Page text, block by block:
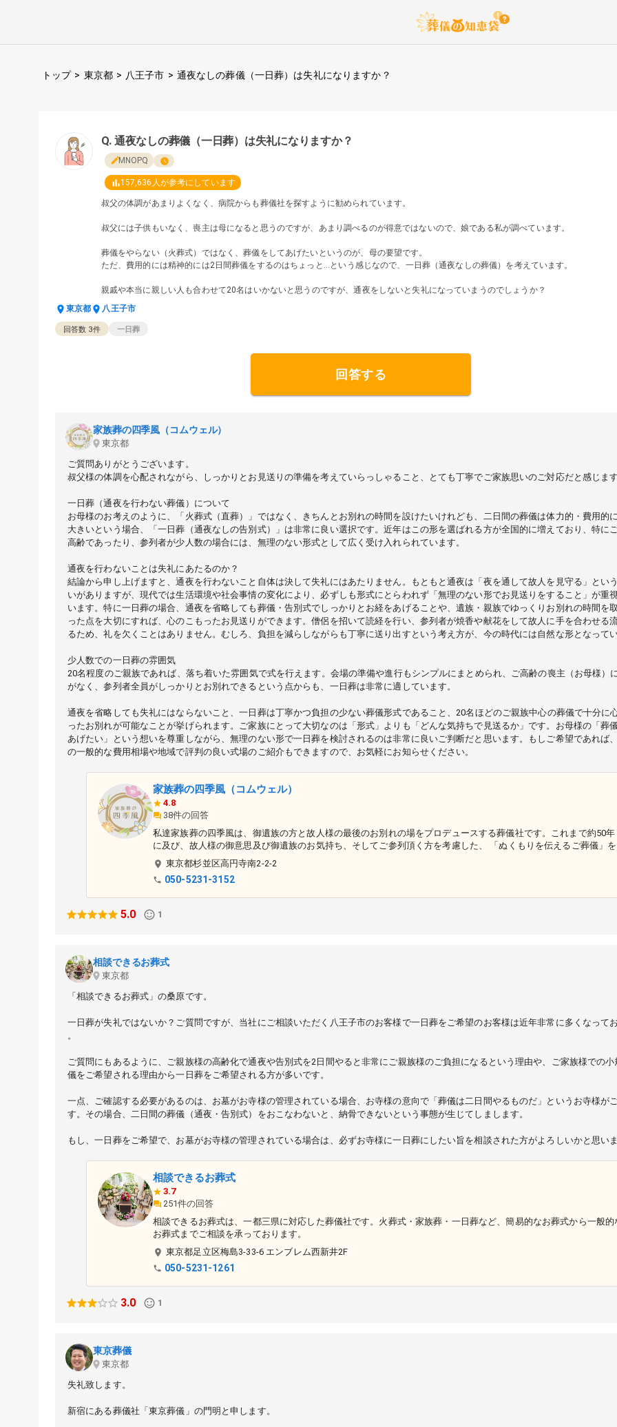
トップ > 東京都 > 八王子市 > 通夜なしの葬儀（一日葬）は失礼になりますか？
通夜なしの葬儀（一日葬）は失礼になりますか？
MNOPQ
157,636 人が参考にしています
叔父の体調があまりよくなく、病院からも葬儀社を探すように勧められています。
叔父には子供もいなく、喪主は母になると思うのですが、あまり調べるのが得意ではないので、娘である私が調べています。
葬儀をやらない（火葬式）ではなく、葬儀をしてあげたいというのが、母の要望です。
ただ、費用的には精神的には2日間葬儀をするのはちょっと...という感じなので、一日葬（通夜なしの葬儀）を考えています。
親戚や本当に親しい人も合わせて20名はいかないと思うのですが、通夜をしないと失礼になっていまうのでしょうか？
東京都
八王子市
回答数 3件 一日葬
回答する
家族葬の四季風（コムウェル）
東京都
ご質問ありがとうございます。
叔父様の体調を心配されながら、しっかりとお見送りの準備を考えていらっしゃること、とても丁寧でご家族思いのご対応だと感じま
一日葬（通夜を行わない葬儀）について
お母様のお考えのように、「火葬式（直葬）」ではなく、きちんとお別れの時間を設けたいけれども、二日間の葬儀は体力的・費用的
大きいという場合、「一日葬（通夜なしの告別式）」は非常に良い選択です。近年はこの形を選ばれる方が全国的に増えており、特に
高齢であったり、参列者が少人数の場合には、無理のない形式として広く受け入れられています。
通夜を行わないことは失礼にあたるのか？
結論から申し上げますと、通夜を行わないこと自体は決して失礼にはあたりません。もともと通夜は「夜を通して故人を見守る」とい
いがありますが、現代では生活環境や社会事情の変化により、必ずしも形式にとらわれず「無理のない形でお見送りをすること」が重
います。特に一日葬の場合、通夜を省略しても葬儀・告別式でしっかりとお経をあげることや、遺族・親族でゆっくりお別れの時間を
った点を大切にすれば、心のこもったお見送りができます。僧侶を招いて読経を行い、参列者が焼香や献花をして故人に手を合わせる
るため、礼を欠くことはありません。むしろ、負担を減らしながらも丁寧に送り出すという考え方が、今の時代には自然な形となって
少人数での一日葬の雰囲気
20名程度のご親族であれば、落ち着いた雰囲気で式を行えます。会場の準備や進行もシンプルにまとめられ、ご高齢の喪主（お母様）
がなく、参列者全員がしっかりとお別れできるという点からも、一日葬は非常に適しています。
通夜を省略しても失礼にはならないこと、一日葬は丁寧かつ負担の少ない葬儀形式であること、20名ほどのご親族中心の葬儀で十分に
ったお別れが可能なことが挙げられます。ご家族にとって大切なのは「形式」よりも「どんな気持ちで見送るか」です。お母様の「葬
あげたい」という想いを尊重しながら、無理のない形で一日葬を検討されるのは非常に良いご判断だと思います。もしご希望であれば
の一般的な費用相場や地域で評判の良い式場のご紹介もできますので、お気軽にお知らせください。
家族葬の四季風（コムウェル）
4.8
38件の回答
私達家族葬の四季風は、御遺族の方と故人様の最後のお別れの場をプロデュースする葬儀社です。これまで約50年
に及び、故人様の御意思及び御遺族のお気持ち、そしてご参列頂く方を考慮した、 「ぬくもりを伝えるご葬儀」を
お届けし数多くのお客様から「信頼と感謝」の評価を頂いてまいりました。 人の人生が一つとして同じではないよ
うに、ご葬儀もどれ一つとして同じものはございません。 これまで培われたあらゆる葬儀に対応可能な専門知識と
豊富な経験を併せ持つスタッフが「たった一つだけの葬儀」をコーディネートします。 無論、ご葬儀だけでなく、
事前のご相談からアフターフォローまでをお手伝いさせて頂き、御遺族の哀しみやご不安をほんの少しでもやわら
東京都杉並区高円寺南2-2-2
050-5231-3152
5.0 1
相談できるお葬式
東京都
「相談できるお葬式」の桑原です。
一日葬が失礼ではないか？ご質問ですが、当社にご相談いただく八王子市のお客様で一日葬をご希望のお客様は近年非常に多くなって
。
ご質問にもあるように、ご親族様の高齢化で通夜や告別式を2日間やると非常にご親族様のご負担になるという理由や、ご家族様での小
儀をご希望される理由から一日葬をご希望される方が多いです。
一点、ご確認する必要があるのは、お墓がお寺様の管理されている場合、お寺様の意向で「葬儀は二日間やるものだ」というお寺様が
す。その場合、二日間の葬儀（通夜・告別式）をおこなわないと、納骨できないという事態が生じてしまします。
もし、一日葬をご希望で、お墓がお寺様の管理されている場合は、必ずお寺様に一日葬にしたい旨を相談された方がよろしいかと思い
相談できるお葬式
3.7
251件の回答
相談できるお葬式は、一都三県に対応した葬儀社です。火葬式・家族葬・一日葬など、簡易的なお葬式から一般的
お葬式までご相談を承っております。
東京都足立区梅島3-33-6 エンブレム西新井2F
050-5231-1261
3.0 1
東京葬儀
東京都
失礼致します。
新宿にある葬儀社「東京葬儀」の門明と申します。